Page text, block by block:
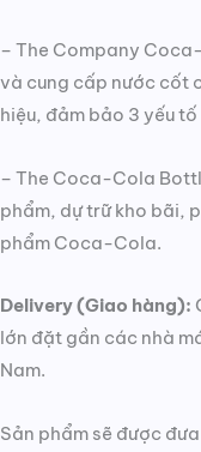
– The Company
và cung cấp nước cốt
hiệu, đảm bảo 3 yếu
– The Coca-Cola
phẩm, dự trữ kho bãi,
phẩm Coca-Cola.
Delivery (Giao hàng):
lớn đặt gần các nhà
Nam.
Sản phẩm sẽ được